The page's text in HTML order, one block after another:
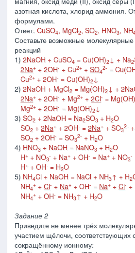
азотная кислота, хлорид аммония.
формулами.
Ответ. CuSO4, MgCl2, SO2, HNO3, NH
Составьте возможные
реакций
1) 2NaOH + CuSO4 = Cu(OH)2↓ + Na2
2Na+ + 2OH- + Cu2+ + SO4
2- =
Cu2+ + 2OH- = Cu(OH)2↓
2) 2NaOH + MgCl2 = Mg(OH)2↓ +
2Na+ + 2OH- + Mg2+ + 2Cl- = Mg(OH)
Mg2+ + 2OH- = Mg(OH)2↓
3) SO2 + 2NaOH = Na2SO3 + H2O
SO2 + 2Na+ + 2OH- = 2Na+ + SO3
2-
SO2 + 2OH- = SO3
2- + H2O
4) HNO3 + NaOH = NaNO3 + H2O
H+ + NO3
- + Na+ + OH- = Na+ + NO3
-
H+ + OH- = H2O
5) NH4Cl + NaOH = NaCl + NH3↑ + H2
NH4
+ + Cl- + Na+ + OH- = Na+ + Cl- +
NH4
+ + OH- = NH3↑ + H2O
Задание 2
Приведите не менее трёх
участием щёлочи,
сокращённому ионному: